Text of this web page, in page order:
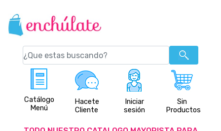
Catálogo
Menú
Hacete
Cliente
Iniciar
sesión
Sin
Productos